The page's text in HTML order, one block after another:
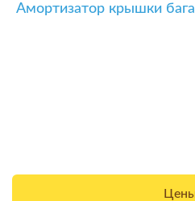
Амортизатор крышки